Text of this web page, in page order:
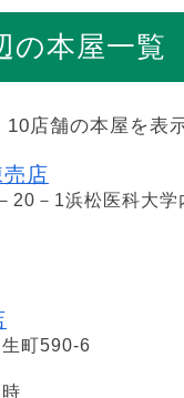
の本屋一覧
店舗の本屋を表
店
20－1浜松医科大学
町590-6